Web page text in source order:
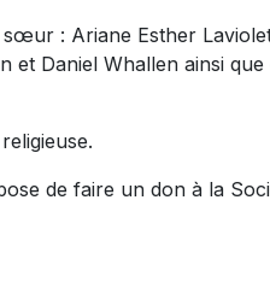
: Ariane Esther
Daniel Whallen ainsi que
de faire un don à la